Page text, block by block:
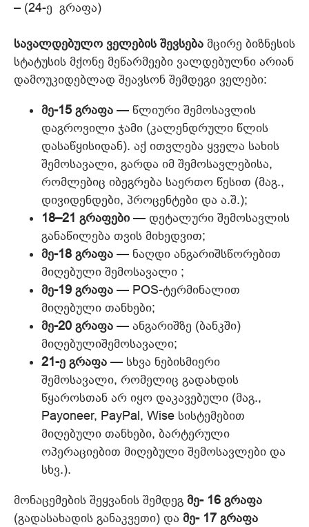
– (24-ე გრაფა)
სავალდებულო ველების შევსება მცირე ბიზნესის
სტატუსის მქონე მეწარმეები ვალდებულნი არიან
დამოუკიდებლად შეავსონ შემდეგი ველები:
მე-15 გრაფა — წლიური შემოსავლის
დაგროვილი ჯამი (კალენდრული წლის
დასაწყისიდან). აქ ითვლება ყველა სახის
შემოსავალი, გარდა იმ შემოსავლებისა,
რომლებიც იბეგრება საერთო წესით (მაგ.,
დივიდენდები, პროცენტები და ა.შ.);
18–21 გრაფები — დეტალური შემოსავლის
განაწილება თვის მიხედვით;
მე-18 გრაფა — ნაღდი ანგარიშსწორებით
მიღებული შემოსავალი ;
მე-19 გრაფა — POS-ტერმინალით
მიღებული თანხები;
მე-20 გრაფა — ანგარიშზე (ბანკში)
მიღებულიშემოსავალი;
21-ე გრაფა — სხვა ნებისმიერი
შემოსავალი, რომელიც გადახდის
წყაროსთან არ იყო დაკავებული (მაგ.,
Payoneer, PayPal, Wise სისტემებით
მიღებული თანხები, ბარტერული
ოპერაციებით მიღებული შემოსავლები და
სხვ.).
მონაცემების შეყვანის შემდეგ მე- 16 გრაფა
(გადასახადის განაკვეთი) და მე- 17 გრაფა